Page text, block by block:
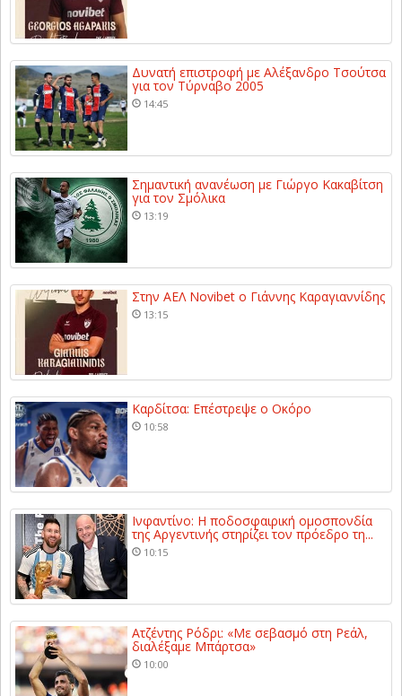
Δυνατή επιστροφή με Αλέξανδρο Τσούτσα
για τον Τύρναβο 2005
14:45
Σημαντική ανανέωση με Γιώργο Κακαβίτση
για τον Σμόλικα
13:19
Στην ΑΕΛ Novibet ο Γιάννης Καραγιαννίδης
13:15
Καρδίτσα: Επέστρεψε ο Οκόρο
10:58
Ινφαντίνο: Η ποδοσφαιρική ομοσπονδία
της Αργεντινής στηρίζει τον πρόεδρο τη...
10:15
Ατζέντης Ρόδρι: «Με σεβασμό στη Ρεάλ,
διαλέξαμε Μπάρτσα»
10:00